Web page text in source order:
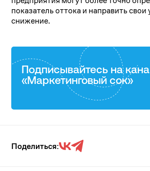
показатель оттока и направить свои
снижение.
Подписывайтесь на
«Маркетинговый сок»
Поделиться: